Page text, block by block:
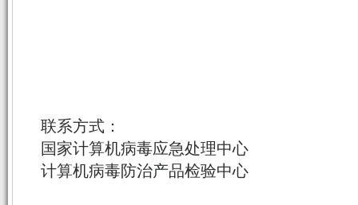
联系方式：
国家计算机病毒应急处理中心
计算机病毒防治产品检验中心